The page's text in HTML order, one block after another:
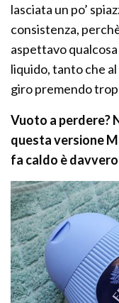
lasciata un po’
consistenza,
aspettavo
liquido, tanto che al
giro premendo
Vuoto a perdere?
questa versione
fa caldo è